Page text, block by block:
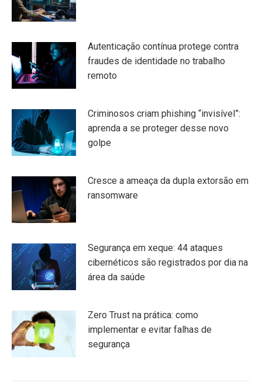
Autenticação contínua protege contra
fraudes de identidade no trabalho
remoto
Criminosos criam phishing “invisível”:
aprenda a se proteger desse novo
golpe
Cresce a ameaça da dupla extorsão em
ransomware
Segurança em xeque: 44 ataques
cibernéticos são registrados por dia na
área da saúde
Zero Trust na prática: como
implementar e evitar falhas de
segurança